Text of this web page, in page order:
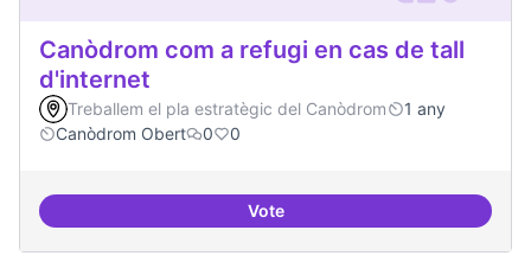
Canòdrom com a refugi en cas de tall
d'internet
Treballem el pla estratègic del Canòdrom
1 any
Canòdrom Obert
0 0
VoteCanòdrom com a refugi en cas